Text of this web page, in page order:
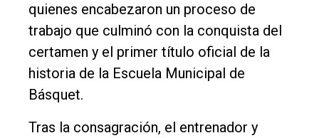
quienes encabezaron un proceso de
trabajo que culminó con la conquista del
certamen y el primer título oficial de la
historia de la Escuela Municipal de
Básquet.
Tras la consagración, el entrenador y